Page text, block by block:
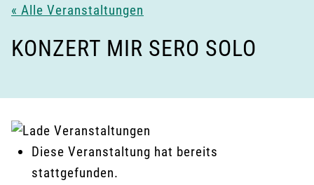
« Alle Veranstaltungen
KONZERT MIR SERO SOLO
Diese Veranstaltung hat bereits
stattgefunden.